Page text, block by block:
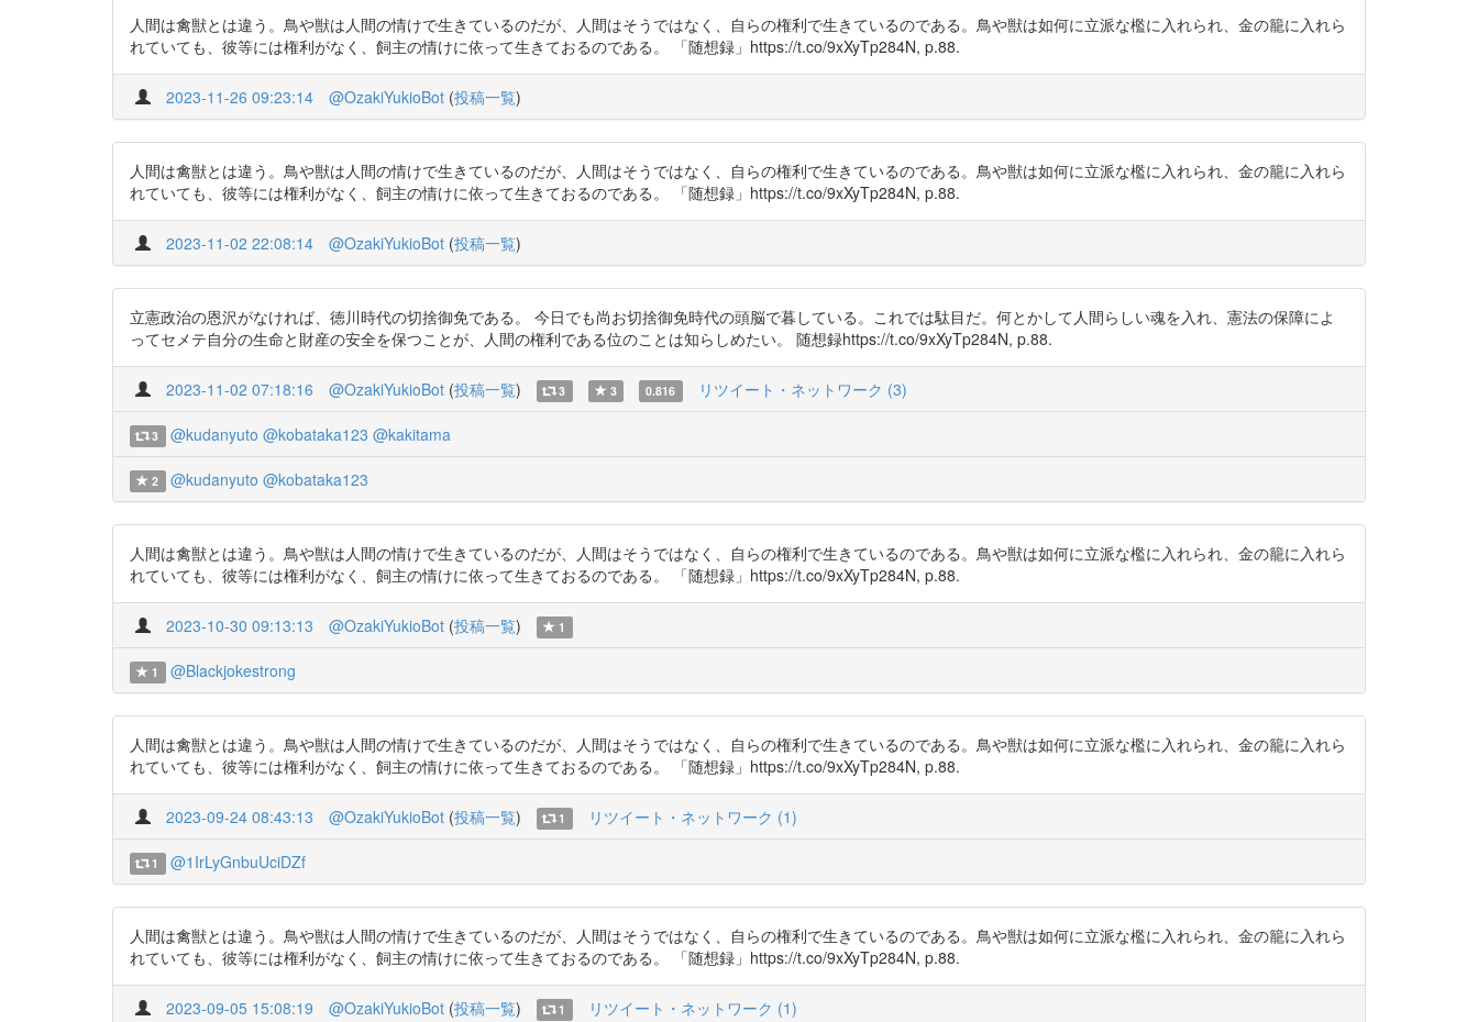
人間は禽獣とは違う。鳥や獣は人間の情けで生きているのだが、人間はそうではなく、自らの権利で生きているのである。鳥や獣は如何に立派な檻に入れられ、金の籠に入れら
れていても、彼等には権利がなく、飼主の情けに依って生きておるのである。 「随想録」https://t.co/9xXyTp284N, p.88.
2023-11-26 09:23:14 @OzakiYukioBot (投稿一覧)
人間は禽獣とは違う。鳥や獣は人間の情けで生きているのだが、人間はそうではなく、自らの権利で生きているのである。鳥や獣は如何に立派な檻に入れられ、金の籠に入れら
れていても、彼等には権利がなく、飼主の情けに依って生きておるのである。 「随想録」https://t.co/9xXyTp284N, p.88.
2023-11-02 22:08:14 @OzakiYukioBot (投稿一覧)
立憲政治の恩沢がなければ、徳川時代の切捨御免である。 今日でも尚お切捨御免時代の頭脳で暮している。これでは駄目だ。何とかして人間らしい魂を入れ、憲法の保障によ
ってセメテ自分の生命と財産の安全を保つことが、人間の権利である位のことは知らしめたい。 随想録https://t.co/9xXyTp284N, p.88.
2023-11-02 07:18:16 @OzakiYukioBot (投稿一覧) 3 3 0.816 リツイート・ネットワーク (3)
3 @kudanyuto @kobataka123 @kakitama
2 @kudanyuto @kobataka123
人間は禽獣とは違う。鳥や獣は人間の情けで生きているのだが、人間はそうではなく、自らの権利で生きているのである。鳥や獣は如何に立派な檻に入れられ、金の籠に入れら
れていても、彼等には権利がなく、飼主の情けに依って生きておるのである。 「随想録」https://t.co/9xXyTp284N, p.88.
2023-10-30 09:13:13 @OzakiYukioBot (投稿一覧) 1
1 @Blackjokestrong
人間は禽獣とは違う。鳥や獣は人間の情けで生きているのだが、人間はそうではなく、自らの権利で生きているのである。鳥や獣は如何に立派な檻に入れられ、金の籠に入れら
れていても、彼等には権利がなく、飼主の情けに依って生きておるのである。 「随想録」https://t.co/9xXyTp284N, p.88.
2023-09-24 08:43:13 @OzakiYukioBot (投稿一覧) 1 リツイート・ネットワーク (1)
1 @1IrLyGnbuUciDZf
人間は禽獣とは違う。鳥や獣は人間の情けで生きているのだが、人間はそうではなく、自らの権利で生きているのである。鳥や獣は如何に立派な檻に入れられ、金の籠に入れら
れていても、彼等には権利がなく、飼主の情けに依って生きておるのである。 「随想録」https://t.co/9xXyTp284N, p.88.
2023-09-05 15:08:19 @OzakiYukioBot (投稿一覧) 1 リツイート・ネットワーク (1)